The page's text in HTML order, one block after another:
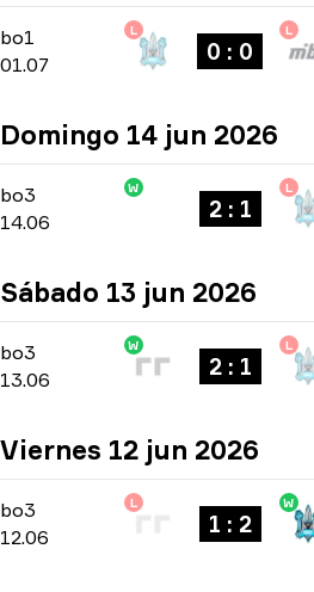
bo1 Group Stage-bo1
01.07
L
0 : 0
L
Domingo 14 jun 2026
bo3
bo3
14.06
W
2 : 1
L
Sábado 13 jun 2026
bo3
bo3
13.06
W
2 : 1
L
Viernes 12 jun 2026
bo3
bo3
12.06
L
1 : 2
W